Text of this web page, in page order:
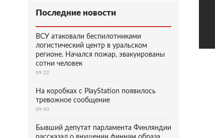
Последние новости
ВСУ атаковали беспилотниками
логистический центр в уральском
регионе. Начался пожар, эвакуированы
сотни человек
09:22
На коробках с PlayStation появилось
тревожное сообщение
09:43
Бывший депутат парламента Финляндии